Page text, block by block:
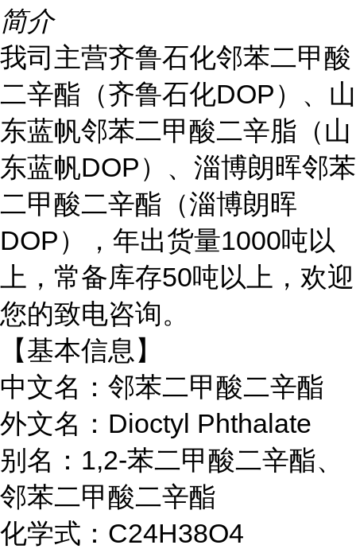
简介
我司主营齐鲁石化邻苯二甲酸
二辛酯（齐鲁石化DOP）、山
东蓝帆邻苯二甲酸二辛脂（山
东蓝帆DOP）、淄博朗晖邻苯
二甲酸二辛酯（淄博朗晖
DOP），年出货量1000吨以
上，常备库存50吨以上，欢迎
您的致电咨询。
【基本信息】
中文名：邻苯二甲酸二辛酯
外文名：Dioctyl Phthalate
别名：1,2-苯二甲酸二辛酯、
邻苯二甲酸二辛酯
化学式：C24H38O4